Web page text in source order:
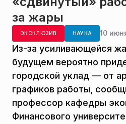
за жары
ЭКСКЛЮЗИВ НАУКА 10
Из-за усиливающейся
будущем вероятно
городской уклад — от
графиков работы,
профессор кафедры
Финансового